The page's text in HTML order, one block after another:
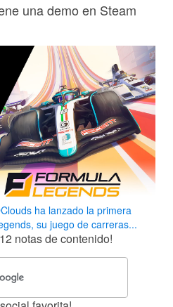
una demo en Steam
ha lanzado la primera
su juego de carreras...
notas de contenido!